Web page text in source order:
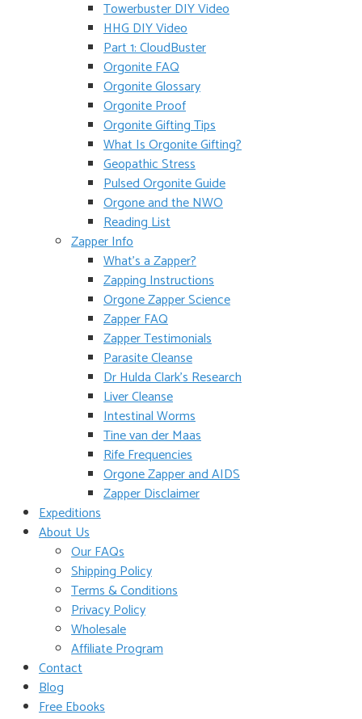
Towerbuster DIY Video
HHG DIY Video
Part 1: CloudBuster
Orgonite FAQ
Orgonite Glossary
Orgonite Proof
Orgonite Gifting Tips
What Is Orgonite Gifting?
Geopathic Stress
Pulsed Orgonite Guide
Orgone and the NWO
Reading List
Zapper Info
What’s a Zapper?
Zapping Instructions
Orgone Zapper Science
Zapper FAQ
Zapper Testimonials
Parasite Cleanse
Dr Hulda Clark’s Research
Liver Cleanse
Intestinal Worms
Tine van der Maas
Rife Frequencies
Orgone Zapper and AIDS
Zapper Disclaimer
Expeditions
About Us
Our FAQs
Shipping Policy
Terms & Conditions
Privacy Policy
Wholesale
Affiliate Program
Contact
Blog
Free Ebooks